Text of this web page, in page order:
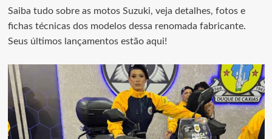
Saiba tudo sobre as motos Suzuki, veja detalhes, fotos e
fichas técnicas dos modelos dessa renomada fabricante.
Seus últimos lançamentos estão aqui!